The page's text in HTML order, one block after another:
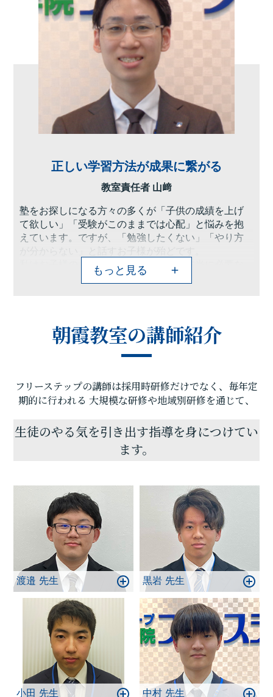
正しい学習方法が成果に繋がる
教室責任者 山﨑
塾をお探しになる方々の多くが「子供の成績を上げ
て欲しい」「受験がこのままでは心配」と悩みを抱
えています。ですが、「勉強したくない」「やり方
私はお子様の「夢の実現」のために今本当に必要な
ものを伝え、保護者の方のお子様への想いを受け止
ウを活かし、「やる気」を「成果」に変えていきま
苦手分野の克服、受験指導や学習方法など、お困り
わせください。「やり方を変えれば成果は変わる」
ことを実感してみませんか?
もっと見る
朝霞教室の講師紹介
フリーステップの講師は採用時研修だけでなく、毎年定
期的に行われる 大規模な研修や地域別研修を通じて、
生徒のやる気を引き出す指導を身につけてい
ます。
渡邉 先生 黒岩 先生
小田 先生 中村 先生